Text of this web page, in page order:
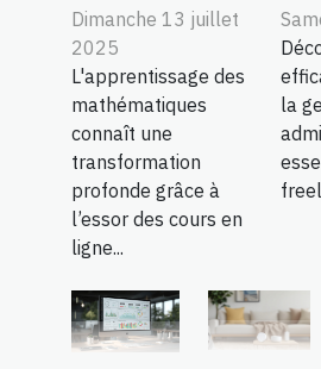
Dimanche 13 juillet
2025
L'apprentissage des
mathématiques
connaît une
transformation
profonde grâce à
l’essor des cours en
ligne...
la